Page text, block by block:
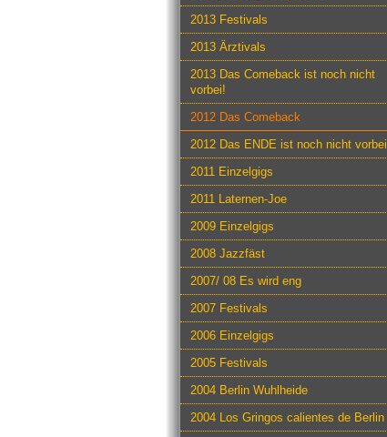
2013 Festivals
2013 Ärztivals
2013 Das Comeback ist noch nicht
vorbei!
2012 Das Comeback
2012 Das ENDE ist noch nicht vorbei
2011 Einzelgigs
2011 Laternen-Joe
2009 Einzelgigs
2008 Jazzfäst
2007/ 08 Es wird eng
2007 Festivals
2006 Einzelgigs
2005 Festivals
2004 Berlin Wuhlheide
2004 Los Gringos calientes de Berlin